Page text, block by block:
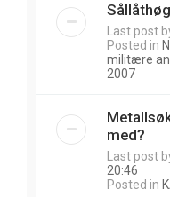
Last post
Posted in
militære
2007
med?
Last post
20:46
Posted in